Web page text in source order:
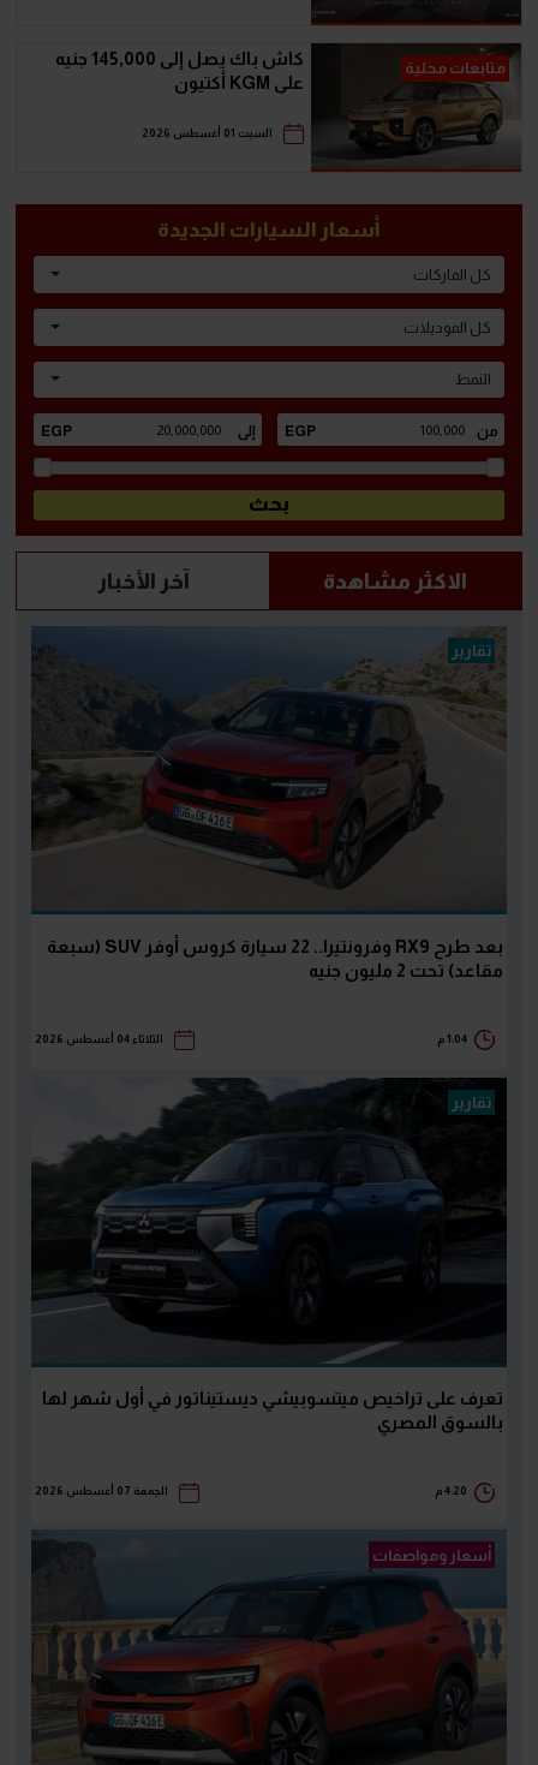
متابعات محلية
كاش باك يصل إلى 145,000 جنيه
على KGM أكتيون
السبت 01 أغسطس 2026
أسعار السيارات الجديدة
كل الماركات
كل الموديلات
النمط
الاكثر مشاهدة آخر الأخبار
تقارير
بعد طرح RX9 وفرونتيرا.. 22 سيارة كروس أوفر SUV (سبعة
مقاعد) تحت 2 مليون جنيه
1:04 م الثلاثاء 04 أغسطس 2026
تقارير
تعرف على تراخيص ميتسوبيشي ديستيناتور في أول شهر لها
بالسوق المصري
4:20 م الجمعة 07 أغسطس 2026
أسعار ومواصفات